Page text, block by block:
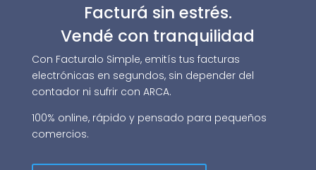
Facturá sin estrés.
Vendé con tranquilidad
Con Facturalo Simple, emitís tus facturas
electrónicas en segundos, sin depender del
contador ni sufrir con ARCA.
100% online, rápido y pensado para pequeños
comercios.